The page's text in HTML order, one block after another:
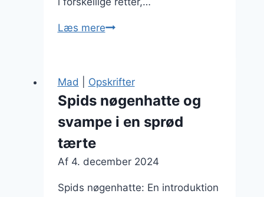
Læs mereSmagsoplevelser
svampe
retter
Mad Opskrifter
Spids nøgenhatte og
svampe i en sprød
tærte
Af 4. december 2024
Spids nøgenhatte: En introduktion